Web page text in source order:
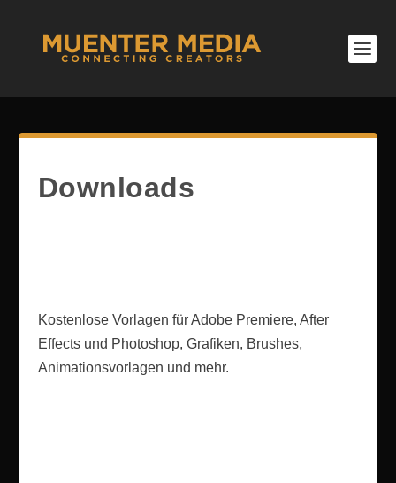
Downloads
Kostenlose Vorlagen für Adobe Premiere, After
Effects und Photoshop, Grafiken, Brushes,
Animationsvorlagen und mehr.